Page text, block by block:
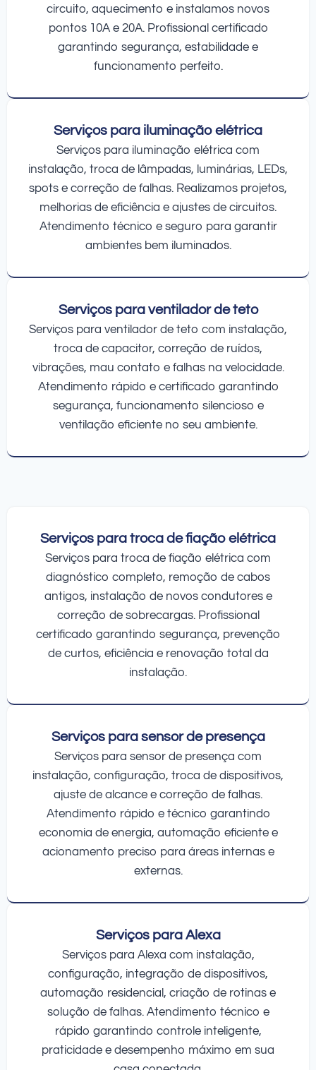
circuito, aquecimento e instalamos novos
pontos 10A e 20A. Profissional certificado
garantindo segurança, estabilidade e
funcionamento perfeito.
Serviços para iluminação elétrica
Serviços para iluminação elétrica com
instalação, troca de lâmpadas, luminárias, LEDs,
spots e correção de falhas. Realizamos projetos,
melhorias de eficiência e ajustes de circuitos.
Atendimento técnico e seguro para garantir
ambientes bem iluminados.
Serviços para ventilador de teto
Serviços para ventilador de teto com instalação,
troca de capacitor, correção de ruídos,
vibrações, mau contato e falhas na velocidade.
Atendimento rápido e certificado garantindo
segurança, funcionamento silencioso e
ventilação eficiente no seu ambiente.
Serviços para troca de fiação elétrica
Serviços para troca de fiação elétrica com
diagnóstico completo, remoção de cabos
antigos, instalação de novos condutores e
correção de sobrecargas. Profissional
certificado garantindo segurança, prevenção
de curtos, eficiência e renovação total da
instalação.
Serviços para sensor de presença
Serviços para sensor de presença com
instalação, configuração, troca de dispositivos,
ajuste de alcance e correção de falhas.
Atendimento rápido e técnico garantindo
economia de energia, automação eficiente e
acionamento preciso para áreas internas e
externas.
Serviços para Alexa
Serviços para Alexa com instalação,
configuração, integração de dispositivos,
automação residencial, criação de rotinas e
solução de falhas. Atendimento técnico e
rápido garantindo controle inteligente,
praticidade e desempenho máximo em sua